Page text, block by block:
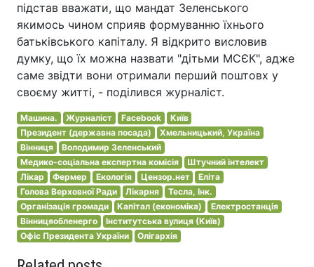
підстав вважати, що мандат Зеленського
якимось чином сприяв формуванню їхнього
батьківського капіталу. Я відкрито висловив
думку, що їх можна назвати "дітьми МСЄК", адже
саме звідти вони отримали перший поштовх у
своєму житті, - поділився журналіст.
Машина. Журналіст Facebook
Київ
Президент (державна посада)
Хмельницький, Україна
Вінниця
Володимир Зеленський
Медико-соціальна експертна комісія
Штучний інтелект
Лікар
Фермер Екологія Цензор.нет
Еліта
Голова Верховної Ради
Лікарня
Тесла, Інк.
Організація громади
Капітал (економіка)
Електростанція
Вінницяобленерго
Інститутська вулиця (Київ)
Офіс Президента України
Олігархія